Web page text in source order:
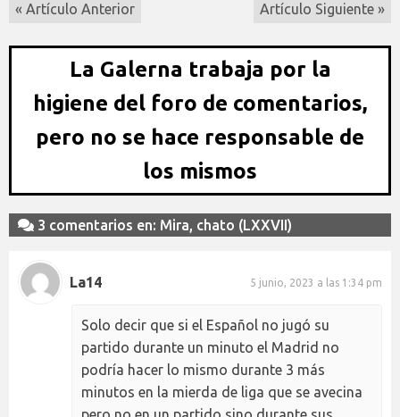
« Artículo Anterior Artículo Siguiente »
La Galerna trabaja por la
higiene del foro de comentarios,
pero no se hace responsable de
los mismos
3 comentarios en: Mira, chato (LXXVII)
La14 5 junio, 2023 a las 1:34 pm
Solo decir que si el Español no jugó su
partido durante un minuto el Madrid no
podría hacer lo mismo durante 3 más
minutos en la mierda de liga que se avecina